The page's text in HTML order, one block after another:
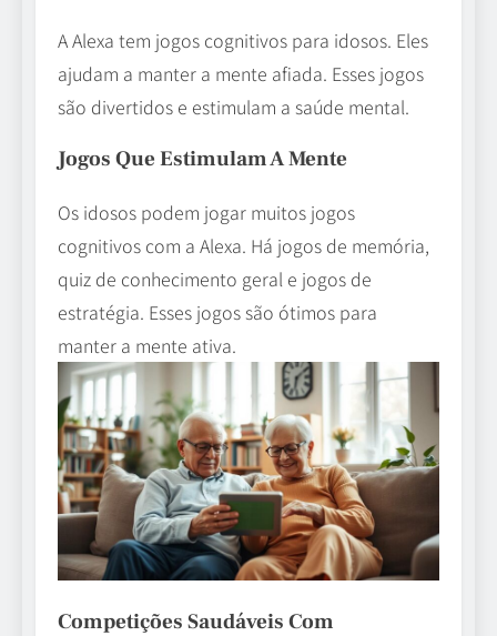
A Alexa tem jogos cognitivos para idosos. Eles
ajudam a manter a mente afiada. Esses jogos
são divertidos e estimulam a saúde mental.
Jogos Que Estimulam A Mente
Os idosos podem jogar muitos jogos
cognitivos com a Alexa. Há jogos de memória,
quiz de conhecimento geral e jogos de
estratégia. Esses jogos são ótimos para
manter a mente ativa.
Competições Saudáveis Com